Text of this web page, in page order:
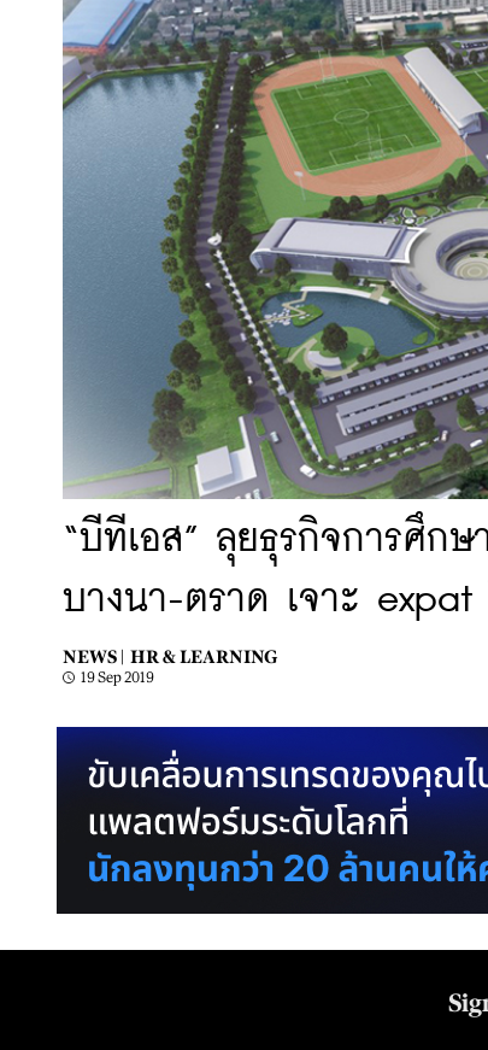
“บีทีเอส” ลุยธุรกิจการศึกษ
บางนา-ตราด เจาะ expat
NEWS | HR & LEARNING
19 Sep 2019